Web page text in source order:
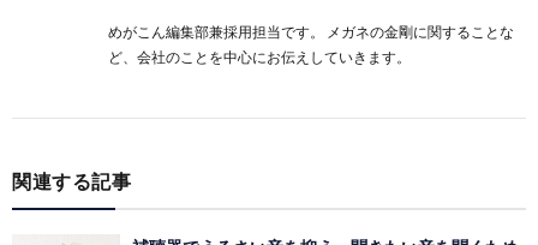
めがこん編集部兼採用担当です。 メガネの金剛に関することな
ど、会社のことを中心にお伝えしていきます。
関連する記事